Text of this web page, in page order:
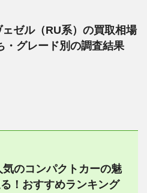
ゼル（RU系）の買取相場
・グレード別の調査結果
気のコンパクトカーの魅
！おすすめランキング